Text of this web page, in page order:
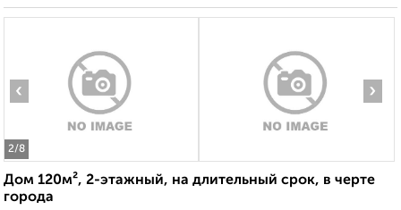
2/8
‹ ›
Дом 120м², 2-этажный, на длительный срок, в черте
города